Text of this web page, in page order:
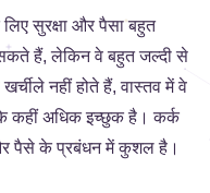
सुरक्षा और पैसा बहुत
हैं, लेकिन वे बहुत जल्दी से
नहीं होते हैं, वास्तव में वे
कहीं अधिक इच्छुक है। कर्क
पैसे के प्रबंधन में कुशल है।